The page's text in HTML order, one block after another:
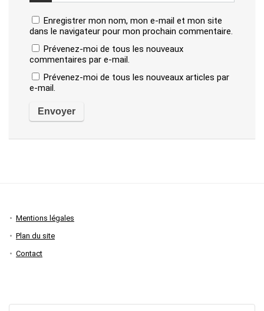
Enregistrer mon nom, mon e-mail et mon site
dans le navigateur pour mon prochain commentaire.
Prévenez-moi de tous les nouveaux
commentaires par e-mail.
Prévenez-moi de tous les nouveaux articles par
e-mail.
Mentions légales
Plan du site
Contact